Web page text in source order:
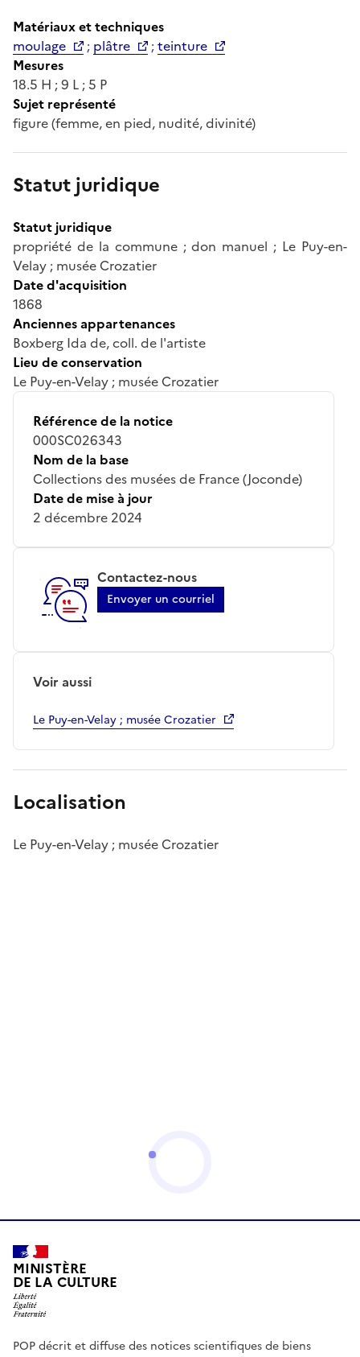
Matériaux et techniques
moulage
; plâtre ;teinture
Mesures
18.5 H ; 9 L ; 5 P
Sujet représenté
figure (femme, en pied, nudité, divinité)
Statut juridique
Statut juridique
propriété de la commune ; don manuel ; Le Puy-en-
Velay ; musée Crozatier
Date d'acquisition
1868
Anciennes appartenances
Boxberg Ida de, coll. de l'artiste
Lieu de conservation
Le Puy-en-Velay ; musée Crozatier
Référence de la notice
000SC026343
Nom de la base
Collections des musées de France (Joconde)
Date de mise à jour
2 décembre 2024
Contactez-nous
Envoyer un courriel
Voir aussi
Le Puy-en-Velay ; musée Crozatier
Localisation
Le Puy-en-Velay ; musée Crozatier
MINISTÈRE
DE LA CULTURE
POP décrit et diffuse des notices scientifiques de biens